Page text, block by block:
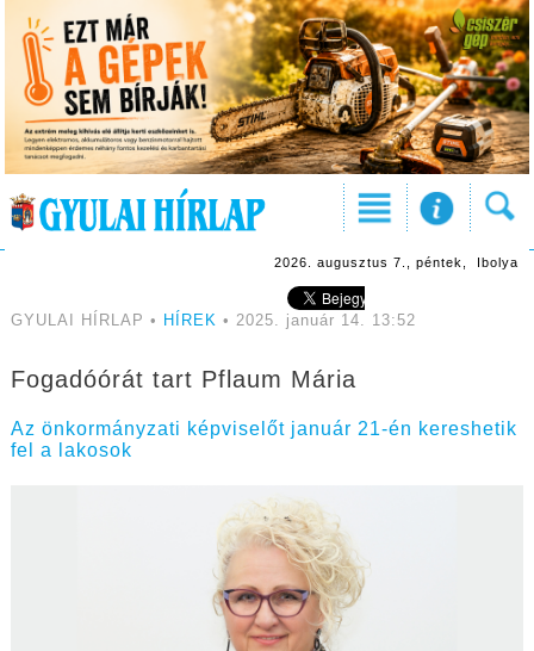
2026. augusztus 7., péntek, Ibolya
GYULAI HÍRLAP • HÍREK • 2025. január 14. 13:52
Fogadóórát tart Pflaum Mária
Az önkormányzati képviselőt január 21-én kereshetik
fel a lakosok